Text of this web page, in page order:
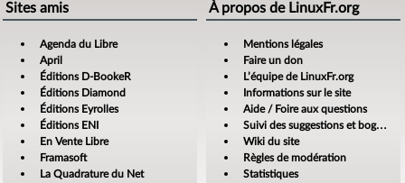
Sites amis
Agenda du Libre
April
Éditions D-BookeR
Éditions Diamond
Éditions Eyrolles
Éditions ENI
En Vente Libre
Framasoft
La Quadrature du Net
À propos de LinuxFr.org
Mentions légales
Faire un don
L’équipe de LinuxFr.org
Informations sur le site
Aide / Foire aux questions
Suivi des suggestions et bogues
Wiki du site
Règles de modération
Statistiques